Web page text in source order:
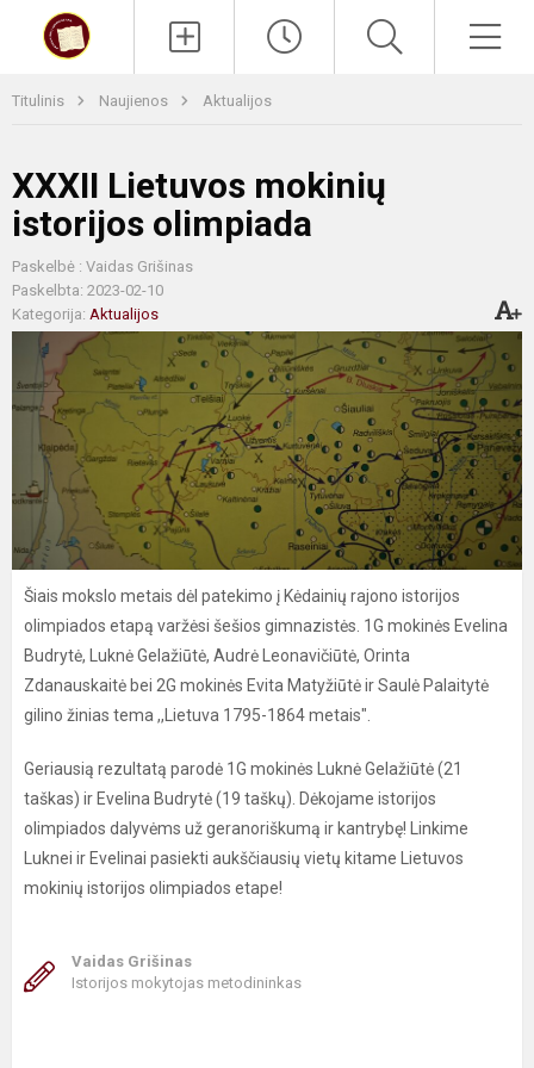
Titulinis Naujienos Aktualijos
XXXII Lietuvos mokinių
istorijos olimpiada
Paskelbė : Vaidas Grišinas
Paskelbta: 2023-02-10
Kategorija: Aktualijos
Šiais mokslo metais dėl patekimo į Kėdainių rajono istorijos
olimpiados etapą varžėsi šešios gimnazistės. 1G mokinės Evelina
Budrytė, Luknė Gelažiūtė, Audrė Leonavičiūtė, Orinta
Zdanauskaitė bei 2G mokinės Evita Matyžiūtė ir Saulė Palaitytė
gilino žinias tema ,,Lietuva 1795-1864 metais".
Geriausią rezultatą parodė 1G mokinės Luknė Gelažiūtė (21
taškas) ir Evelina Budrytė (19 taškų). Dėkojame istorijos
olimpiados dalyvėms už geranoriškumą ir kantrybę! Linkime
Luknei ir Evelinai pasiekti aukščiausių vietų kitame Lietuvos
mokinių istorijos olimpiados etape!
Vaidas Grišinas
Istorijos mokytojas metodininkas